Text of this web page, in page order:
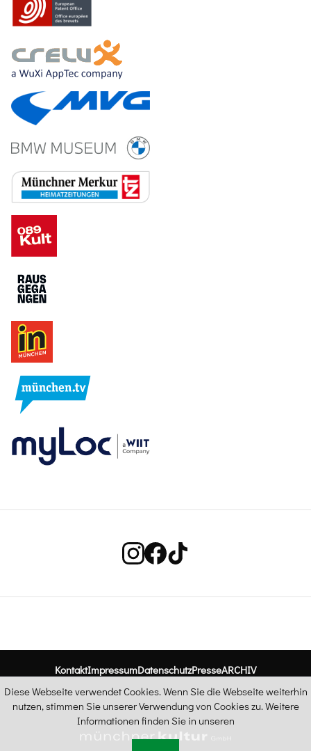
KontaktImpressumDatenschutzPresseARCHIV
Diese Webseite verwendet Cookies. Wenn Sie die Webseite weiterhin
nutzen, stimmen Sie unserer Verwendung von Cookies zu. Weitere
Informationen finden Sie in unseren